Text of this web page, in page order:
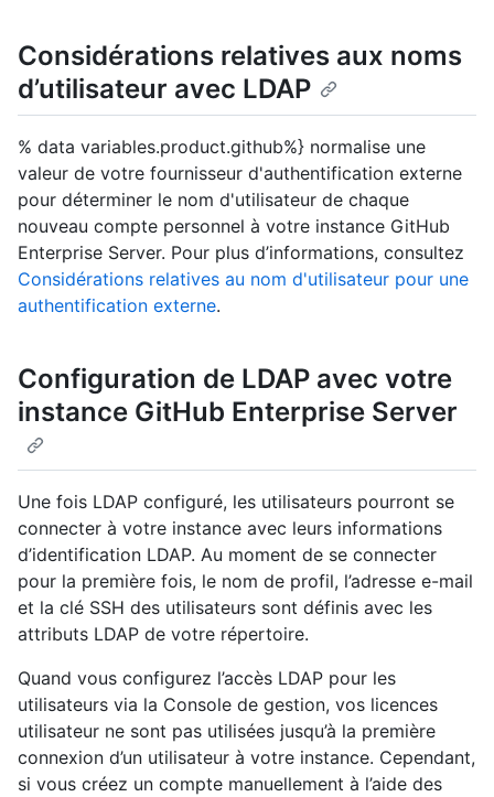
Considérations relatives aux noms
d’utilisateur avec LDAP
% data variables.product.github%} normalise une
valeur de votre fournisseur d'authentification externe
pour déterminer le nom d'utilisateur de chaque
nouveau compte personnel à votre instance GitHub
Enterprise Server. Pour plus d’informations, consultez
Considérations relatives au nom d'utilisateur pour une
authentification externe.
Configuration de LDAP avec votre
instance GitHub Enterprise Server
Une fois LDAP configuré, les utilisateurs pourront se
connecter à votre instance avec leurs informations
d’identification LDAP. Au moment de se connecter
pour la première fois, le nom de profil, l’adresse e-mail
et la clé SSH des utilisateurs sont définis avec les
attributs LDAP de votre répertoire.
Quand vous configurez l’accès LDAP pour les
utilisateurs via la Console de gestion, vos licences
utilisateur ne sont pas utilisées jusqu’à la première
connexion d’un utilisateur à votre instance. Cependant,
si vous créez un compte manuellement à l’aide des